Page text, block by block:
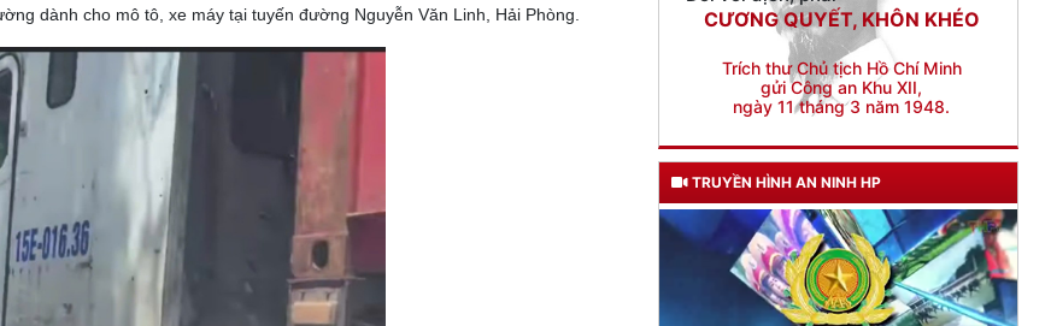
dành cho mô tô, xe máy tại tuyến đường Nguyễn Văn Linh, Hải Phòng.
ngày 11 tháng 3 năm 1948.
TRUYỀN HÌNH AN NINH HP